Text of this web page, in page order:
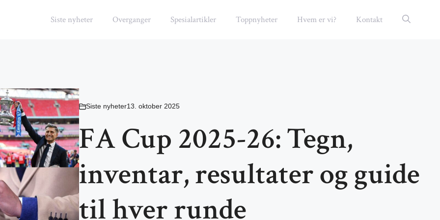
Siste nyheter Overganger Spesialartikler Toppnyheter Hvem er vi? Kontakt
Siste nyheter13. oktober 2025
FA Cup 2025-26: Tegn,
inventar, resultater og guide
til hver runde